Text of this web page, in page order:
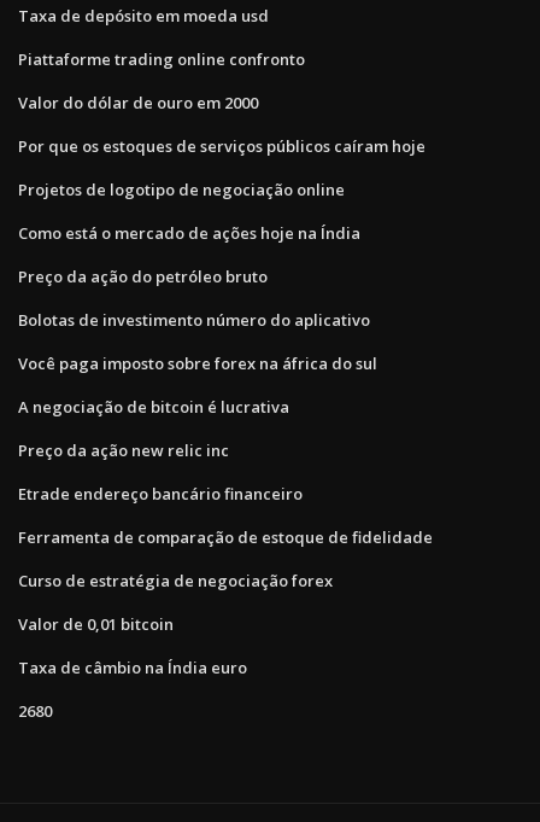
Taxa de depósito em moeda usd
Piattaforme trading online confronto
Valor do dólar de ouro em 2000
Por que os estoques de serviços públicos caíram hoje
Projetos de logotipo de negociação online
Como está o mercado de ações hoje na Índia
Preço da ação do petróleo bruto
Bolotas de investimento número do aplicativo
Você paga imposto sobre forex na áfrica do sul
A negociação de bitcoin é lucrativa
Preço da ação new relic inc
Etrade endereço bancário financeiro
Ferramenta de comparação de estoque de fidelidade
Curso de estratégia de negociação forex
Valor de 0,01 bitcoin
Taxa de câmbio na Índia euro
2680